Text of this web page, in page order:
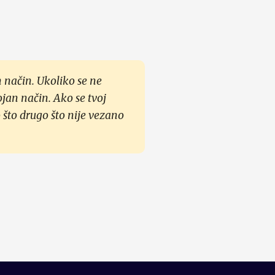
Ukoliko se ne
način. Ako se tvoj
drugo što nije vezano